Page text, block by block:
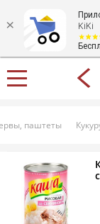
KiKi
паштеты